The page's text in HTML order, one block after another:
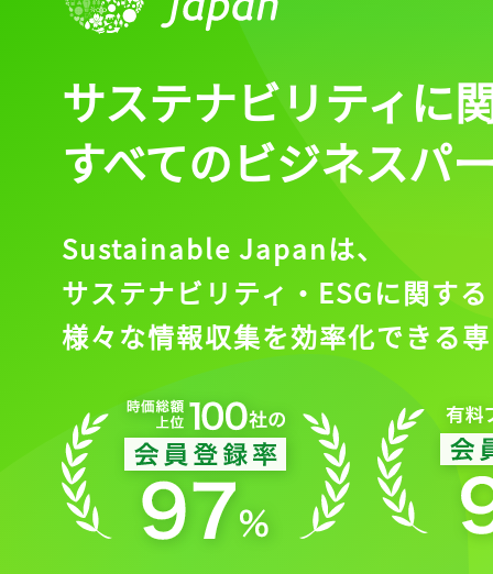
会員登録
サステナビリティに
すべてのビジネスパ
Sustainable Japanは、
サステナビリティ・ESGに関する
様々な情報収集を効率化できる